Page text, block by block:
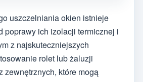
uszczelniania okien istnieje
poprawy ich izolacji termicznej i
z najskuteczniejszych
rolet lub żaluzji
zewnętrznych, które mogą